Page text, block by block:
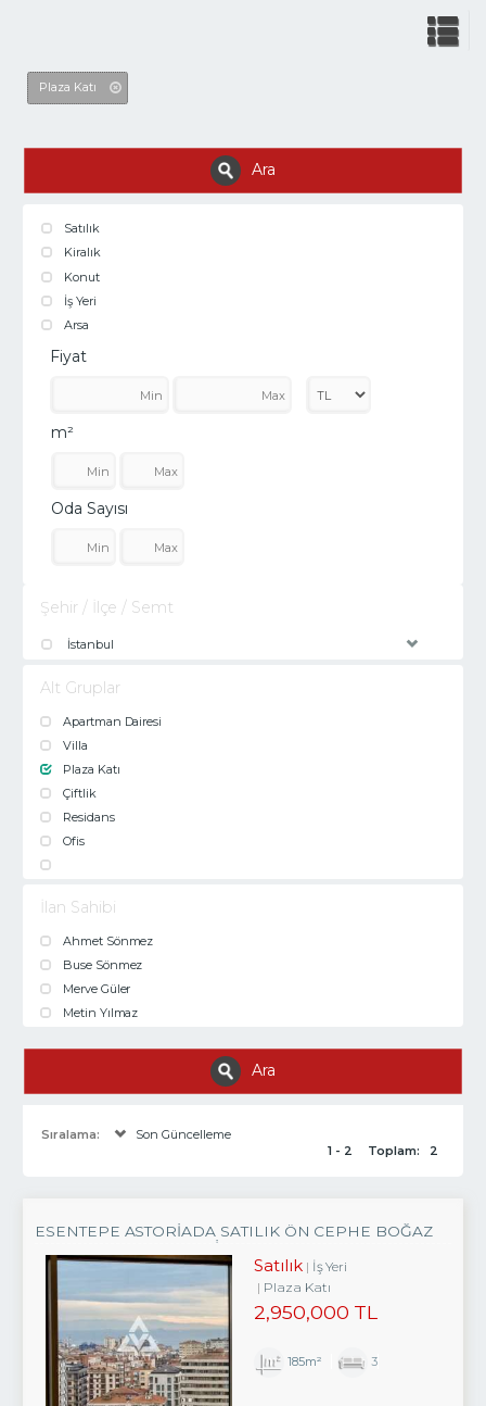
Plaza Katı
Ara
Satılık
Kiralık
Konut
İş Yeri
Arsa
Fiyat
m²
Oda Sayısı
Şehir / İlçe / Semt
İstanbul
Alt Gruplar
Apartman Dairesi
Villa
Plaza Katı
Çiftlik
Residans
Ofis
İlan Sahibi
Ahmet Sönmez
Buse Sönmez
Merve Güler
Metin Yılmaz
Ara
Sıralama:
Son Güncelleme
1 - 2
Toplam: 2
ESENTEPE ASTORIADA SATILIK ÖN CEPHE BOĞAZ
MANZARALI 185 M2 OFIS
Satılık
İş Yeri
Plaza Katı
2,950,000 TL
185m² 3